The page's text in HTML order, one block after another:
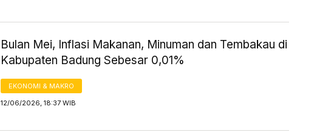
Bulan Mei, Inflasi Makanan, Minuman dan Tembakau di
Kabupaten Badung Sebesar 0,01%
EKONOMI & MAKRO
12/06/2026, 18:37 WIB